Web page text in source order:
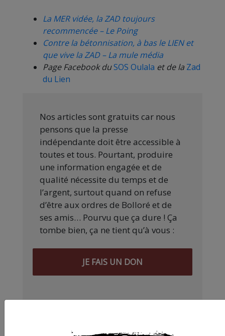
La MER vidée, la ZAD toujours
recommencée – Le Poing
Contre la bétonnisation, à bas le LIEN et
que vive la ZAD – La mule média
Page Facebook duSOS Oulala et de la Zad
du Lien
Nos articles sont gratuits car nous
pensons que la presse
indépendante doit être accessible à
toutes et tous. Pourtant, produire
une information engagée et de
qualité nécessite du temps et de
l’argent, surtout quand on refuse
d’être aux ordres de Bolloré et de
ses amis… Pourvu que ça dure ! Ça
tombe bien, ça ne tient qu’à vous :
JE FAIS UN DON